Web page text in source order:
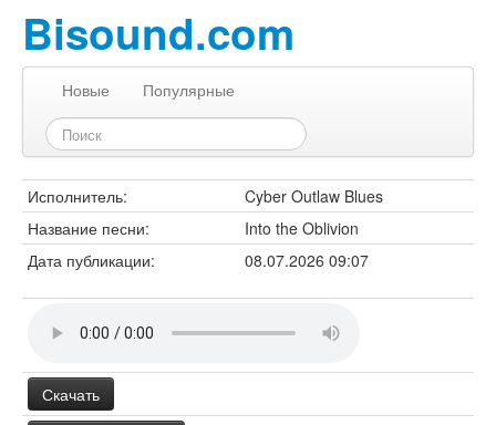
Bisound.com
Новые Популярные
Исполнитель:
Cyber Outlaw Blues
Название песни:
Into the Oblivion
Дата публикации:
08.07.2026 09:07
Скачать